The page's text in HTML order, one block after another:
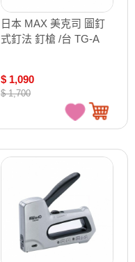
日本 MAX 美克司 圖釘
式釘法 釘槍 /台 TG-A
$ 1,090
$ 1,700